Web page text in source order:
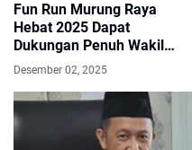
Fun Run Murung Raya
Hebat 2025 Dapat
Dukungan Penuh Wakil
Ketua DPRD
Desember 02, 2025